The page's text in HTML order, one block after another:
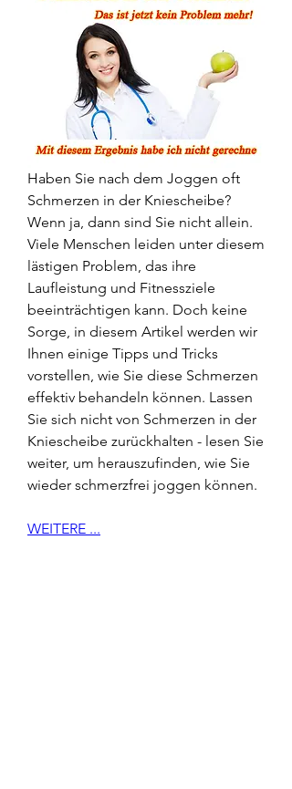
Haben Sie nach dem Joggen oft
Schmerzen in der Kniescheibe?
Wenn ja, dann sind Sie nicht allein.
Viele Menschen leiden unter diesem
lästigen Problem, das ihre
Laufleistung und Fitnessziele
beeinträchtigen kann. Doch keine
Sorge, in diesem Artikel werden wir
Ihnen einige Tipps und Tricks
vorstellen, wie Sie diese Schmerzen
effektiv behandeln können. Lassen
Sie sich nicht von Schmerzen in der
Kniescheibe zurückhalten - lesen Sie
weiter, um herauszufinden, wie Sie
wieder schmerzfrei joggen können.
WEITERE ...